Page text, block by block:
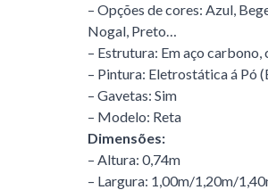
– Opções de cores: Azul,
Nogal, Preto…
– Estrutura: Em aço
– Pintura: Eletrostática á Pó
– Gavetas: Sim
– Modelo: Reta
Dimensões:
– Altura: 0,74m
– Largura: 1,00m/1,20m/